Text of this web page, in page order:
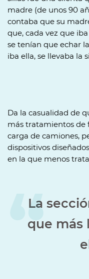
madre (de unos 90
contaba que su
que, cada vez que
se tenían que echar
iba ella, se llevaba la
Da la casualidad de
más tratamientos de
carga de camiones,
dispositivos
en la que menos
La
que más